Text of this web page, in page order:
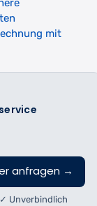
anfragen →
✓ Unverbindlich
mit